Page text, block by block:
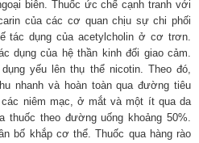
biên. Thuốc ức chế cạnh tranh với
của các cơ quan chịu sự chi phối
tác dụng của acetylcholin ở cơ trơn.
dụng của hệ thần kinh đối giao cảm.
yếu lên thụ thể nicotin. Theo đó,
nhanh và hoàn toàn qua đường tiêu
niêm mạc, ở mắt và một ít qua da
thuốc theo đường uống khoảng 50%.
bố khắp cơ thể. Thuốc qua hàng rào